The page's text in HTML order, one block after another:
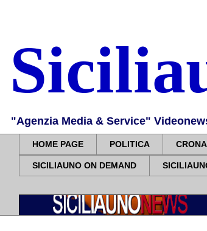
"Agenzia Media & Service"
HOME PAGE POLITICA
SICILIAUNO ON DEMAND